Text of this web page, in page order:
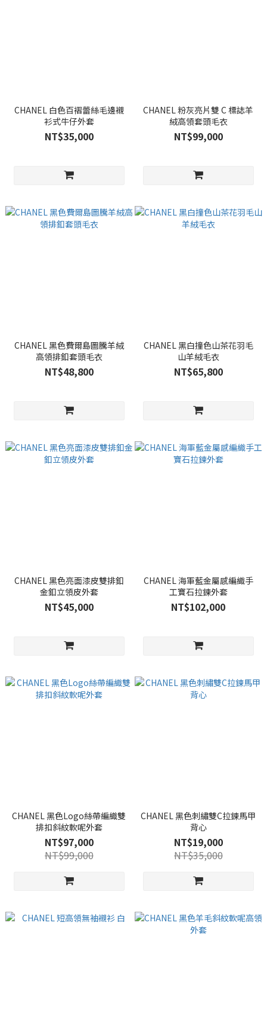
CHANEL 白色百褶蕾絲毛邊襯
衫式牛仔外套
NT$35,000
CHANEL 粉灰亮片雙 C 標誌羊
絨高領套頭毛衣
NT$99,000
CHANEL 黑色費爾島圖騰羊絨
高領排釦套頭毛衣
NT$48,800
CHANEL 黑白撞色山茶花羽毛
山羊絨毛衣
NT$65,800
CHANEL 黑色亮面漆皮雙排釦
金釦立領皮外套
NT$45,000
CHANEL 海軍藍金屬感編織手
工寶石拉鍊外套
NT$102,000
CHANEL 黑色Logo絲帶編織雙
排扣斜紋軟呢外套
NT$97,000
NT$99,000
CHANEL 黑色刺繡雙C拉鍊馬甲
背心
NT$19,000
NT$35,000